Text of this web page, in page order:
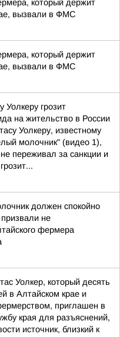
который держит
вызвали в ФМС
который держит
вызвали в ФМС
Уолкеру грозит
на жительство в России
Уолкеру, известному
молочник" (видео 1),
переживал за санкции и
должен спокойно
не
фермера
Уолкер, который десять
в Алтайском крае и
приглашен в
края для разъяснений,
источник, близкий к